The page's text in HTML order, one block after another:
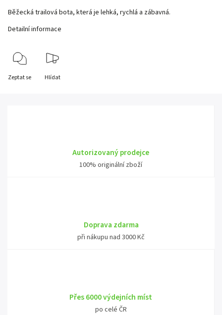
Běžecká trailová bota, která je lehká, rychlá a zábavná.
Detailní informace
Zeptat se Hlídat
Autorizovaný prodejce
100% originální zboží
Doprava zdarma
při nákupu nad 3000 Kč
Přes 6000 výdejních míst
po celé ČR